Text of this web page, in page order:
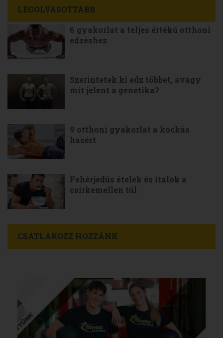
LEGOLVASOTTABB
6 gyakorlat a teljes értékű otthoni
edzéshez
Szerintetek ki edz többet, avagy
mit jelent a genetika?
9 otthoni gyakorlat a kockás
hasért
Fehérjedús ételek és italok a
csirkemellen túl
CSATLAKOZZ HOZZÁNK